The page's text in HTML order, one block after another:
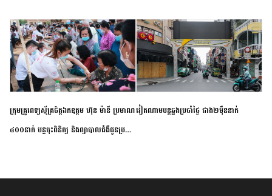
កម្រិតបឋម ដល់ឧត្តម
សិក្សានាពេលខាងមុខ
ខាងមុខនឹងបញ្ជូនសញ្ញា
នៃភាពស្អិតរមួត និង
ការប្តេជ្ញាចិត្ត
អភិវឌ្ឍន៍នុយក្លេអ៊ែរ
ខេត្តកំពង់ចាម ចុះពិនិត្យ
ពិគ្រោះជំងឺទូទៅ និងផ្តល់
ថ្នាំពេទ្យជូនប្រជាពលរដ្ឋ
រស់នៅសង្កាត់បឹងកុក
ក្រុមគ្រូពេទ្យស្ម័គ្រចិត្តឯកឧត្តម ហ៊ុន ម៉ានី ប្រមាណ
៤០០នាក់ បន្តចុះពិនិត្យ និងព្យាបាលជំងឺជូនប្រជា
វៀតណាម​បន្ត​ឆ្លង​ប្រចាំថ្ងៃ​ ​ជាង​២​ម៉ឺន​នាក់​